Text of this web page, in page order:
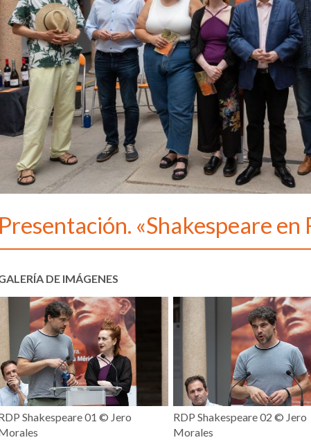
Presentación. «Shakespeare en
DE IMÁGENES
Shakespeare 01 © Jero
RDP Shakespeare 02 © Jero
Morales